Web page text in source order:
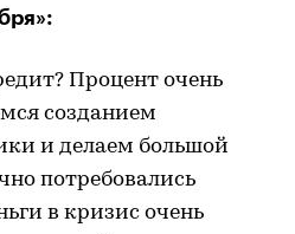
Процент очень
созданием
и делаем большой
потребовались
в кризис очень